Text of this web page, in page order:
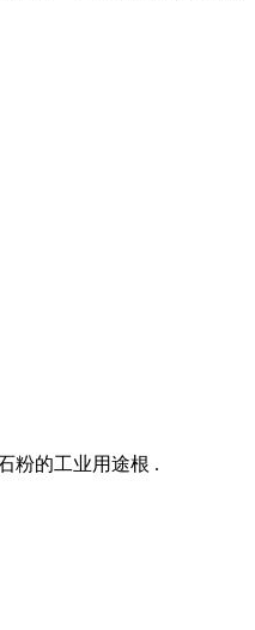
粉的工业用途根 .